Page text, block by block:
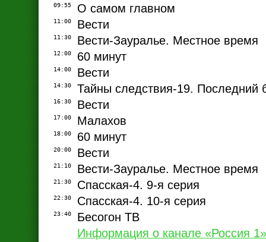
09:55 О самом главном
11:00 Вести
11:30 Вести-Зауралье. Местное время
12:00 60 минут
14:00 Вести
14:30 Тайны следствия-19. Последний
16:30 Вести
17:00 Малахов
18:00 60 минут
20:00 Вести
21:10 Вести-Зауралье. Местное время
21:30 Спасская-4. 9-я серия
22:30 Спасская-4. 10-я серия
23:40
Бесогон ТВ
Информация о канале «Россия 1»